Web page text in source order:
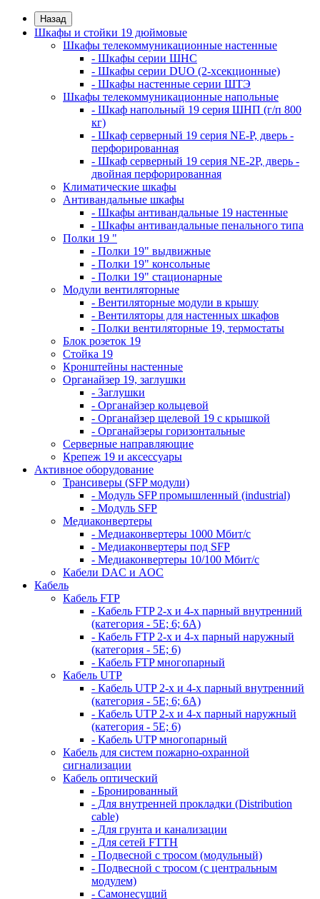
Назад
Шкафы и стойки 19 дюймовые
Шкафы телекоммуникационные настенные
- Шкафы серии ШНС
- Шкафы серии DUO (2-хсекционные)
- Шкафы настенные серии ШТЭ
Шкафы телекоммуникационные напольные
- Шкаф напольный 19 серия ШНП (г/п 800
кг)
- Шкаф серверный 19 серия NE-P, дверь -
перфорированная
- Шкаф серверный 19 серия NE-2P, дверь -
двойная перфорированная
Климатические шкафы
Антивандальные шкафы
- Шкафы антивандальные 19 настенные
- Шкафы антивандальные пенального типа
Полки 19 "
- Полки 19" выдвижные
- Полки 19" консольные
- Полки 19" стационарные
Модули вентиляторные
- Вентиляторные модули в крышу
- Вентиляторы для настенных шкафов
- Полки вентиляторные 19, термостаты
Блок розеток 19
Стойка 19
Кронштейны настенные
Органайзер 19, заглушки
- Заглушки
- Органайзер кольцевой
- Органайзер щелевой 19 с крышкой
- Органайзеры горизонтальные
Серверные направляющие
Крепеж 19 и аксессуары
Активное оборудование
Трансиверы (SFP модули)
- Модуль SFP промышленный (industrial)
- Модуль SFP
Медиаконвертеры
- Медиаконвертеры 1000 Мбит/с
- Медиаконвертеры под SFP
- Медиаконвертеры 10/100 Мбит/с
Кабели DAC и AOC
Кабель
Кабель FTP
- Кабель FTP 2-х и 4-х парный внутренний
(категория - 5Е; 6; 6А)
- Кабель FTP 2-х и 4-х парный наружный
(категория - 5Е; 6)
- Кабель FTP многопарный
Кабель UTP
- Кабель UTP 2-х и 4-х парный внутренний
(категория - 5Е; 6; 6А)
- Кабель UTP 2-х и 4-х парный наружный
(категория - 5Е; 6)
- Кабель UTP многопарный
Кабель для систем пожарно-охранной
сигнализации
Кабель оптический
- Бронированный
- Для внутренней прокладки (Distribution
cable)
- Для грунта и канализации
- Для сетей FTTH
- Подвесной с тросом (модульный)
- Подвесной с тросом (с центральным
модулем)
- Самонесущий